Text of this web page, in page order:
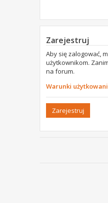
Zarejestruj
Aby się zalogować,
użytkownikom.
na forum.
Warunki
Zarejestruj